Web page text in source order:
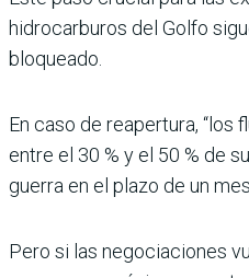
hidrocarburos del Golfo
bloqueado.
En caso de reapertura, “los
entre el 30 % y el 50 % de
guerra en el plazo de un
Pero si las negociaciones